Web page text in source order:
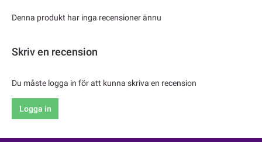
Denna produkt har inga recensioner ännu
Skriv en recension
Du måste logga in för att kunna skriva en recension
Logga in